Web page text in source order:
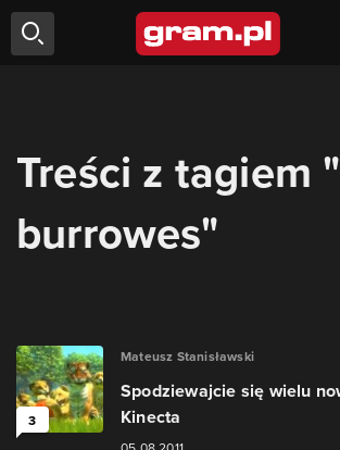
Treści z tagiem
burrowes"
3
Mateusz Stanisławski
Spodziewajcie się wielu
Kinecta